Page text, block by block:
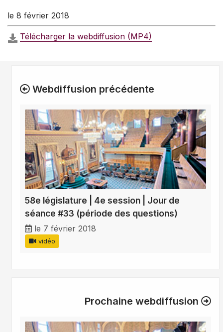
le 8 février 2018
Télécharger la webdiffusion (MP4)
Webdiffusion précédente
58e législature | 4e session | Jour de
séance #33 (période des questions)
le 7 février 2018
vidéo
Prochaine webdiffusion